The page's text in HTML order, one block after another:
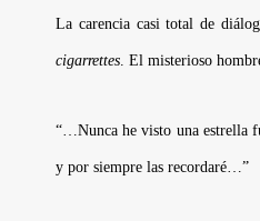
La carencia casi total de
cigarrettes. El misterioso
“…Nunca he visto una estrella
y por siempre las recordaré…”